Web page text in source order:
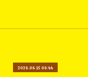
2026.06.15 06:44